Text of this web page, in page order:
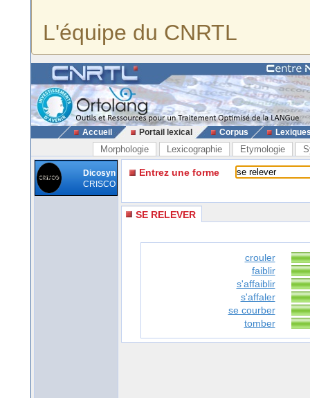
L'équipe du CNRTL
Accueil Portail lexical Corpus
Morphologie Lexicographie Etymologie
Dicosyn
CRISCO
Entrez une forme
SE RELEVER
crouler
faiblir
s'affaiblir
s'affaler
se courber
tomber